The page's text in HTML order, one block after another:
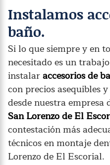
Instalamos
baño.
Si lo que siempre y en
necesitado es un
instalaraccesorios de
con precios asequibles
desde nuestra empresa
San Lorenzo de El
contestación más
técnicos en montaje
Lorenzo de El Escorial.